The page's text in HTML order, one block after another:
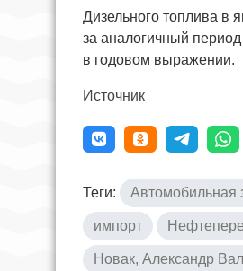
Дизельного топлива в
за аналогичный
в годовом выражении.
Источник
Теги: Автомобильная
импорт
Новак, Александр